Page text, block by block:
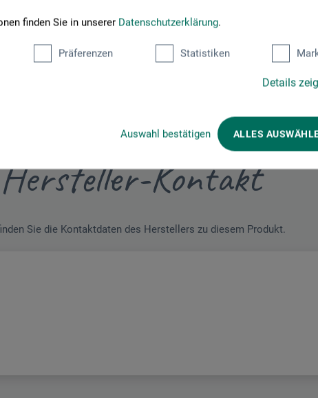
finden Sie in unserer Datenschutzerklärung.
Präferenzen Statistiken
Details
Auswahl bestätigen ALLES
Hersteller-Kontakt
Sie die Kontaktdaten des Herstellers zu diesem Produkt.